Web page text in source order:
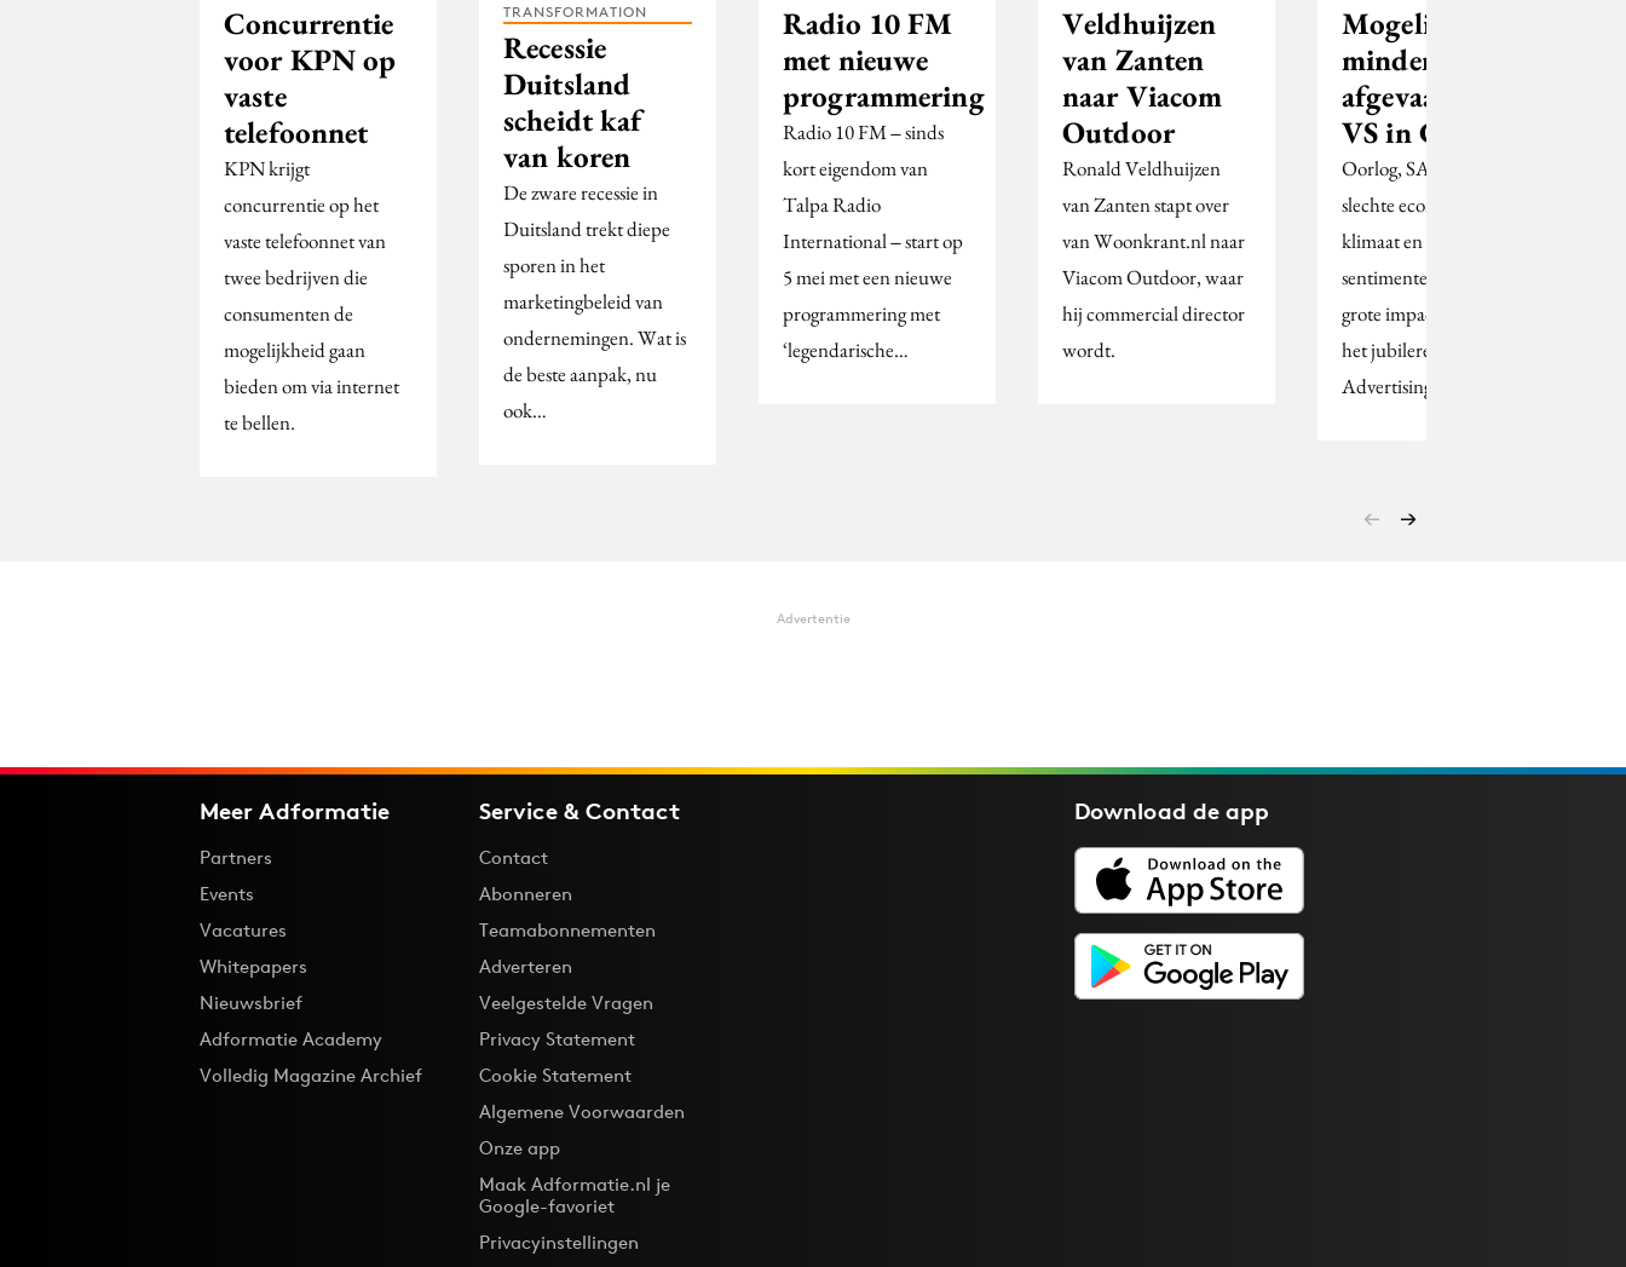
Concurrentie
voor KPN op
vaste
telefoonnet
KPN krijgt
concurrentie op het
vaste telefoonnet van
twee bedrijven die
consumenten de
mogelijkheid gaan
bieden om via internet
te bellen.
TRANSFORMATION
Recessie
Duitsland
scheidt kaf
van koren
De zware recessie in
Duitsland trekt diepe
sporen in het
marketingbeleid van
ondernemingen. Wat is
de beste aanpak, nu
ook…
Radio 10 FM
met nieuwe
programmering
Radio 10 FM ‒ sinds
kort eigendom van
Talpa Radio
International ‒ start op
5 mei met een nieuwe
programmering met
‘legendarische…
Veldhuijzen
van Zanten
naar Viacom
Outdoor
Ronald Veldhuijzen
van Zanten stapt over
van Woonkrant.nl naar
Viacom Outdoor, waar
hij commercial director
wordt.
Mogelijk
minder
afgevaardigden
VS in Cannes
Oorlog, SARS, het
slechte economische
klimaat en anti-Franse
sentimenten kunnen
grote impact hebben op
het jubilerende Cannes
Advertising…
Advertentie
Meer Adformatie
Partners
Events
Vacatures
Whitepapers
Nieuwsbrief
Adformatie Academy
Volledig Magazine Archief
Service & Contact
Contact
Abonneren
Teamabonnementen
Adverteren
Veelgestelde Vragen
Privacy Statement
Cookie Statement
Algemene Voorwaarden
Onze app
Maak Adformatie.nl je
Google-favoriet
Privacyinstellingen
Download deapp